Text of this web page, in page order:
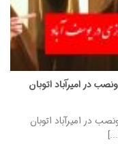
در امیرآباد اتوبان
در امیرآباد اتوبان